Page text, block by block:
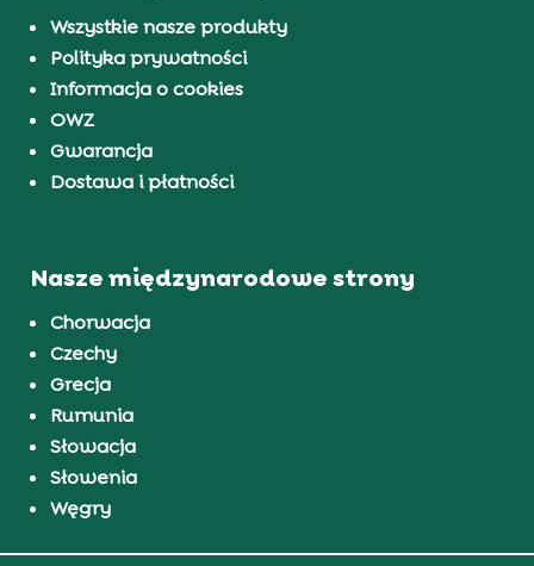
Wszystkie nasze produkty
Polityka prywatności
Informacja o cookies
OWZ
Gwarancja
Dostawa i płatności
Nasze międzynarodowe strony
Chorwacja
Czechy
Grecja
Rumunia
Słowacja
Słowenia
Węgry